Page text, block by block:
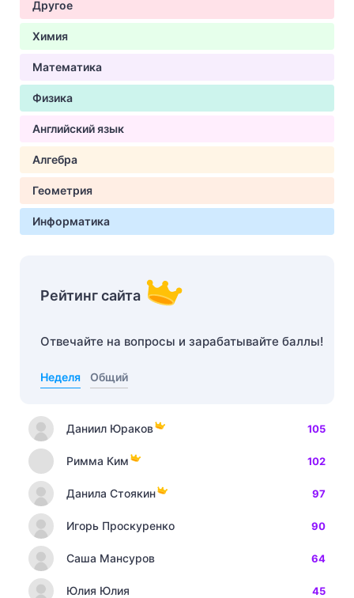
Другое
Химия
Математика
Физика
Английский язык
Алгебра
Геометрия
Информатика
Рейтинг сайта
Отвечайте на вопросы и зарабатывайте баллы!
Неделя Общий
Даниил Юраков 105
Римма Ким 102
Данила Стоякин 97
Игорь Проскуренко 90
Саша Мансуров 64
Юлия Юлия 45